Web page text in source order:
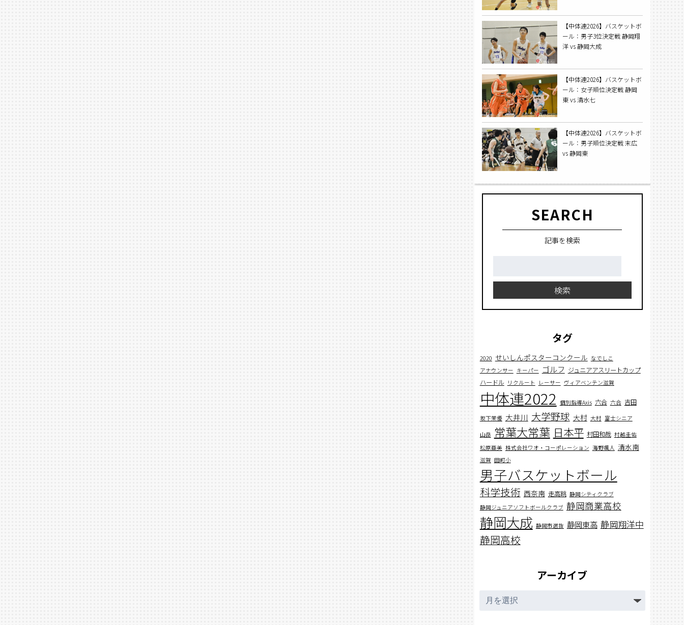
【中体連2026】バスケットボ
ール：男子3位決定戦 静岡翔
洋 vs 静岡大成
【中体連2026】バスケットボ
ール：女子順位決定戦 静岡
東 vs 清水七
【中体連2026】バスケットボ
ール：男子順位決定戦 末広
vs 静岡東
SEARCH
記事を検索
検索
タグ
2020 せいしんポスターコンクール なでしこ
アナウンサー キーパー ゴルフ ジュニアアスリートカップ
ハードル リクルート レーサー ヴィアベンテン滋賀
中体連2022 個別指導Axis 六合 六合 吉田
坂下茉優 大井川 大学野球 大村 大村 富士シニア
山岳 常葉大常葉 日本平 村田和哉 村越圭佑
松原亜美 株式会社ワオ・コーポレーション 海野颯人 清水南
滋賀 田町小
男子バスケットボール
科学技術 西奈南 走高跳 静岡シティクラブ
静岡ジュニアソフトボールクラブ 静岡商業高校
静岡大成 静岡市選抜 静岡東高 静岡翔洋中
静岡高校
アーカイブ
ー